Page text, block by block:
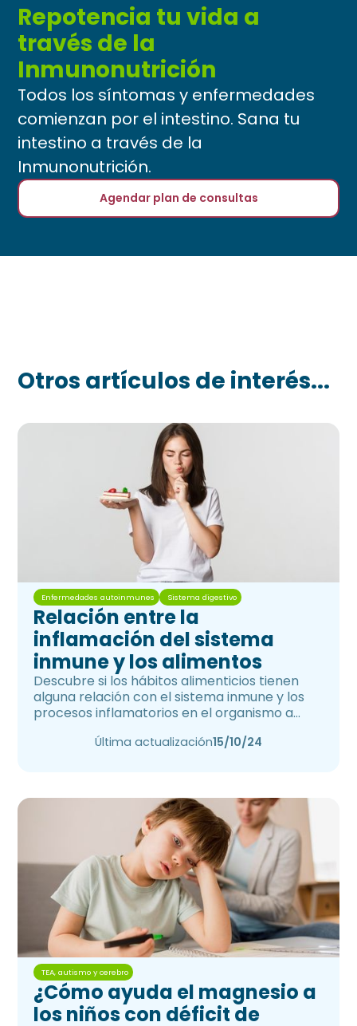
Repotencia tu vida a
través de la
Inmunonutrición
Todos los síntomas y enfermedades
comienzan por el intestino. Sana tu
intestino a través de la
Inmunonutrición.
Agendar plan de consultas
Otros artículos de interés...
Enfermedades autoinmunes Sistema digestivo
Relación entre la
inflamación del sistema
inmune y los alimentos
Descubre si los hábitos alimenticios tienen
alguna relación con el sistema inmune y los
procesos inflamatorios en el organismo a
Última actualización15/10/24
TEA, autismo y cerebro
¿Cómo ayuda el magnesio a
los niños con déficit de